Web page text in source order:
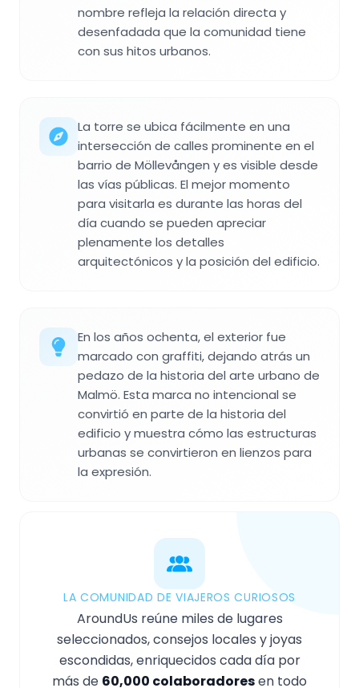
nombre refleja la relación directa y
desenfadada que la comunidad tiene
con sus hitos urbanos.
La torre se ubica fácilmente en una
intersección de calles prominente en el
barrio de Möllevången y es visible desde
las vías públicas. El mejor momento
para visitarla es durante las horas del
día cuando se pueden apreciar
plenamente los detalles
arquitectónicos y la posición del edificio.
En los años ochenta, el exterior fue
marcado con graffiti, dejando atrás un
pedazo de la historia del arte urbano de
Malmö. Esta marca no intencional se
convirtió en parte de la historia del
edificio y muestra cómo las estructuras
urbanas se convirtieron en lienzos para
la expresión.
LA COMUNIDAD DE VIAJEROS CURIOSOS
AroundUs reúne miles de lugares
seleccionados, consejos locales y joyas
escondidas, enriquecidos cada día por
más de 60,000 colaboradoresen todo